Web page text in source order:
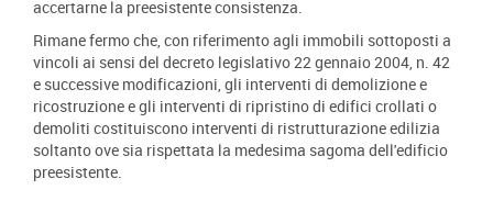
accertarne la preesistente consistenza.
Rimane fermo che, con riferimento agli immobili sottoposti a
vincoli ai sensi del decreto legislativo 22 gennaio 2004, n. 42
e successive modificazioni, gli interventi di demolizione e
ricostruzione e gli interventi di ripristino di edifici crollati o
demoliti costituiscono interventi di ristrutturazione edilizia
soltanto ove sia rispettata la medesima sagoma dell'edificio
preesistente.